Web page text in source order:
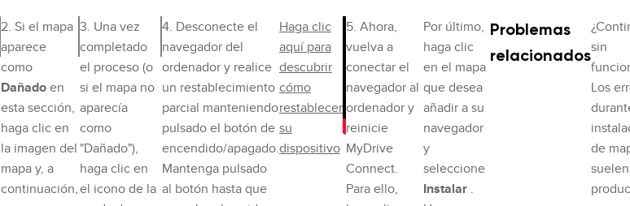
2. Si el mapa
aparece
como
Dañadoen
esta sección,
haga clic en
la imagen del
mapa y, a
continuación,
3. Una vez
completado
el proceso (o
si el mapa no
aparecía
como
"Dañado"),
haga clic en
el icono de la
4. Desconecte el
navegador del
ordenador y realice
un restablecimiento
parcial manteniendo
pulsado el botón de
encendido/apagado.
Mantenga pulsado
al botón hasta que
Haga clic
aquí para
descubrir
cómo
restablecer
su
dispositivo
5. Ahora,
vuelva a
conectar el
navegador al
ordenador y
reinicie
MyDrive
Connect.
Para ello,
Por último,
haga clic
en el mapa
que desea
añadir a su
navegador
y
seleccione
Instalar .
Problemas
relacionadossin
Los
de
suelen